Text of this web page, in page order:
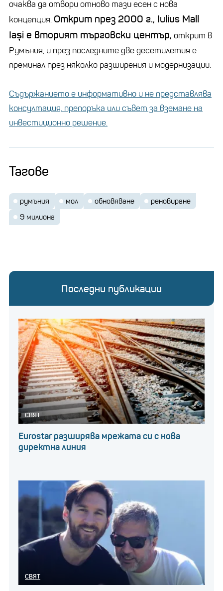
очаква да отвори отново тази есен с нова
концепция. Открит през 2000 г., Iulius Mall
Iași е вторият търговски център, открит в
Румъния, и през последните две десетилетия е
преминал през няколко разширения и модернизации.
Съдържанието е информативно и не представлява
консултация, препоръка или съвет за вземане на
инвестиционно решение.
Тагове
румъния мол обновяване
реновиране
9 милиона
Последни публикации
СВЯТ
Eurostar разширява мрежата си с нова
директна линия
СВЯТ